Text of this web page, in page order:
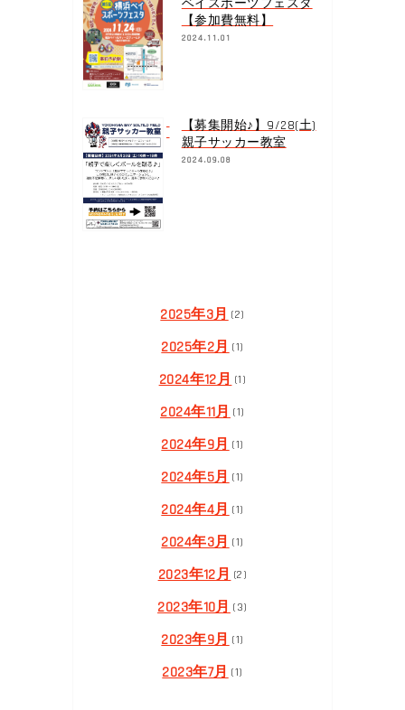
ベイスポーツフェスタ
【参加費無料】
2024.11.01
【募集開始♪】9/28(土)
親子サッカー教室
2024.09.08
2025年3月 (2)
2025年2月 (1)
2024年12月 (1)
2024年11月 (1)
2024年9月 (1)
2024年5月 (1)
2024年4月 (1)
2024年3月 (1)
2023年12月 (2)
2023年10月 (3)
2023年9月 (1)
2023年7月 (1)